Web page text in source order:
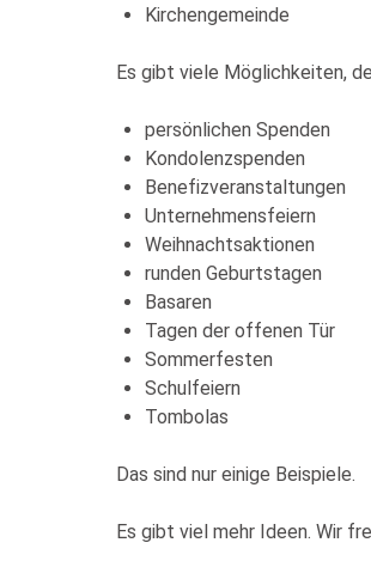
Kirchengemeinde
Es gibt viele Möglichkeiten,
persönlichen Spenden
Kondolenzspenden
Benefizveranstaltungen
Unternehmensfeiern
Weihnachtsaktionen
runden Geburtstagen
Basaren
Tagen der offenen Tür
Sommerfesten
Schulfeiern
Tombolas
Das sind nur einige Beispiele.
Es gibt viel mehr Ideen. Wir